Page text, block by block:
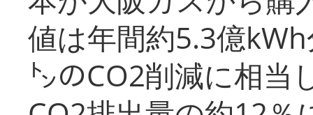
値は年間約5.3億
㌧のCO2削減に相当